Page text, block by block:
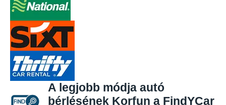
A legjobb módja autó
bérlésének Korfun a FindYCar